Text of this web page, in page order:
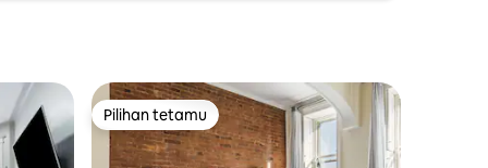
Pilihan tetamu
Pilihan tetamu